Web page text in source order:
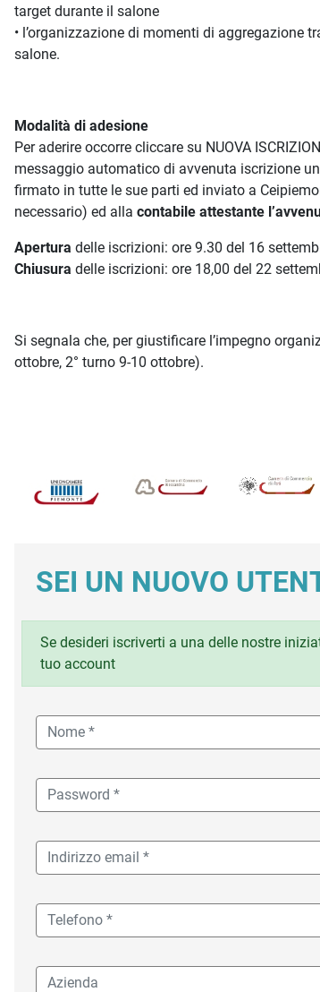
target durante il salone
• l’organizzazione di momenti di aggregazione
salone.
Modalità di adesione
Per aderire occorre cliccare su NUOVA
messaggio automatico di avvenuta iscrizione
firmato in tutte le sue parti ed inviato a
necessario) ed alla contabile attestante
Apertura delle iscrizioni: ore 9.30 del 16
Chiusura delle iscrizioni: ore 18,00 del 22
Si segnala che, per giustificare l’impegno
ottobre, 2° turno 9-10 ottobre).
SEI UN NUOVO
Se desideri iscriverti a una delle nostre
tuo account